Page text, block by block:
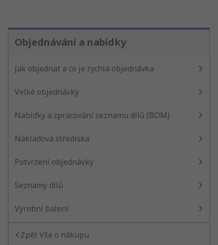
Objednávání a nabídky
Jak objednat a co je rychlá objednávka
Velké objednávky
Nabídky a zpracování seznamu dílů (BOM)
Nákladová střediska
Potvrzení objednávky
Seznamy dílů
Výrobní balení
Zpět Vše o nákupu